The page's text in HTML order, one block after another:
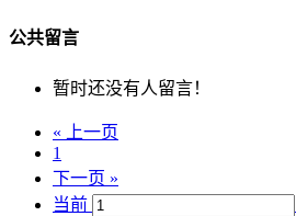
公共留言
暂时还没有人留言！
« 上一页
1
下一页 »
当前